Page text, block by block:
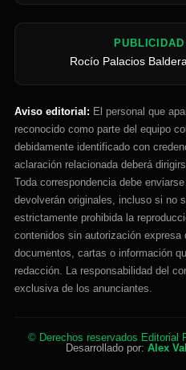
Rocío Palacios
Aviso editorial: El personal que
reconocido como parte del equipo
debidamente identificado con
aclaración relacionada deberá
Toda correspondencia debe
devolverán originales, incluso si no
estrictamente prohibida la
contenidos sin autorización
documentos, cartas o información
redacción. La responsabilidad del
exclusiva de los anunciantes.
© Derechos reservados Editorial
Desarrollado por: Alex